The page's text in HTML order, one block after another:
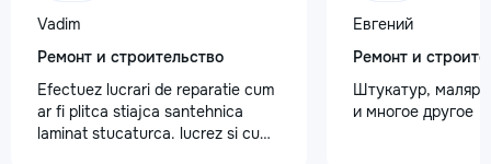
Vadim
Ремонт и строительство
Efectuez lucrari de reparatie cum
ar fi plitca stiajca santehnica
laminat stucaturca. lucrez si cu
Евгений
Ремонт и
Штукатур, маляр ,
и многое другое